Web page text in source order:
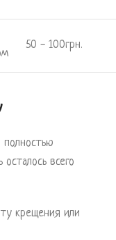
50 - 100грн.
всего
крещения или